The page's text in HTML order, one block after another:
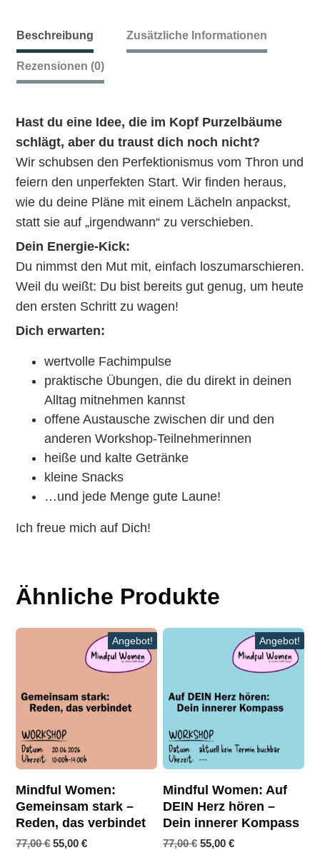
Beschreibung Zusätzliche Informationen
Rezensionen (0)
Hast du eine Idee, die im Kopf Purzelbäume
schlägt, aber du traust dich noch nicht?
Wir schubsen den Perfektionismus vom Thron und
feiern den unperfekten Start. Wir finden heraus,
wie du deine Pläne mit einem Lächeln anpackst,
statt sie auf „irgendwann“ zu verschieben.
Dein Energie-Kick:
Du nimmst den Mut mit, einfach loszumarschieren.
Weil du weißt: Du bist bereits gut genug, um heute
den ersten Schritt zu wagen!
Dich erwarten:
wertvolle Fachimpulse
praktische Übungen, die du direkt in deinen
Alltag mitnehmen kannst
offene Austausche zwischen dir und den
anderen Workshop-Teilnehmerinnen
heiße und kalte Getränke
kleine Snacks
…und jede Menge gute Laune!
Ich freue mich auf Dich!
Ähnliche Produkte
Angebot!
Mindful Women:
Gemeinsam stark –
Reden, das verbindet
77,00€ Ursprünglicher
55,00 €Aktueller
Angebot!
Mindful Women: Auf
DEIN Herz hören –
Dein innerer Kompass
77,00€ Ursprünglicher
55,00€Aktueller